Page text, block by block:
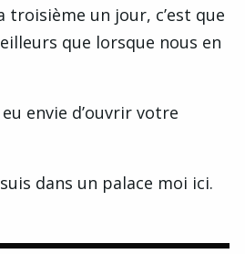
troisième un jour, c’est que
que lorsque nous en
envie d’ouvrir votre
dans un palace moi ici.